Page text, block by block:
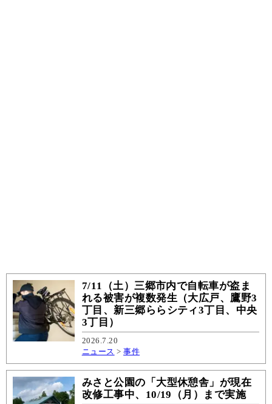
7/11（土）三郷市内で自転車が盗ま
れる被害が複数発生（大広戸、鷹野3
丁目、新三郷ららシティ3丁目、中央
3丁目）
2026.7.20
ニュース >事件
みさと公園の「大型休憩舎」が現在
改修工事中、10/19（月）まで実施